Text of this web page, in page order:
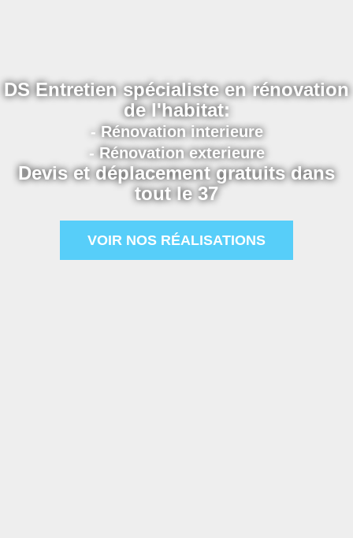
DS Entretien spécialiste en rénovation
de l'habitat:
- Rénovation interieure
- Rénovation exterieure
Devis et déplacement gratuits dans
tout le 37
VOIR NOS RÉALISATIONS